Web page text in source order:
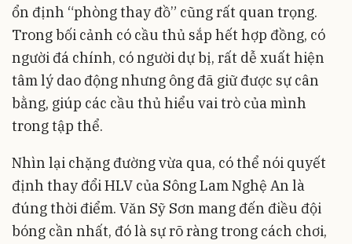
ổn định “phòng thay đồ” cũng rất quan trọng.
Trong bối cảnh có cầu thủ sắp hết hợp đồng, có
người đá chính, có người dự bị, rất dễ xuất hiện
tâm lý dao động nhưng ông đã giữ được sự cân
bằng, giúp các cầu thủ hiểu vai trò của mình
trong tập thể.
Nhìn lại chặng đường vừa qua, có thể nói quyết
định thay đổi HLV của Sông Lam Nghệ An là
đúng thời điểm. Văn Sỹ Sơn mang đến điều đội
bóng cần nhất, đó là sự rõ ràng trong cách chơi,